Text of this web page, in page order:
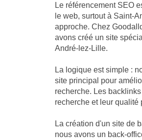
Le référencement SEO
le web, surtout à Saint-
approche. Chez
avons créé un site
André-lez-Lille.
La logique est simple :
site principal pour
recherche. Les
recherche et leur qualité
La création d'un site de
nous avons un back-